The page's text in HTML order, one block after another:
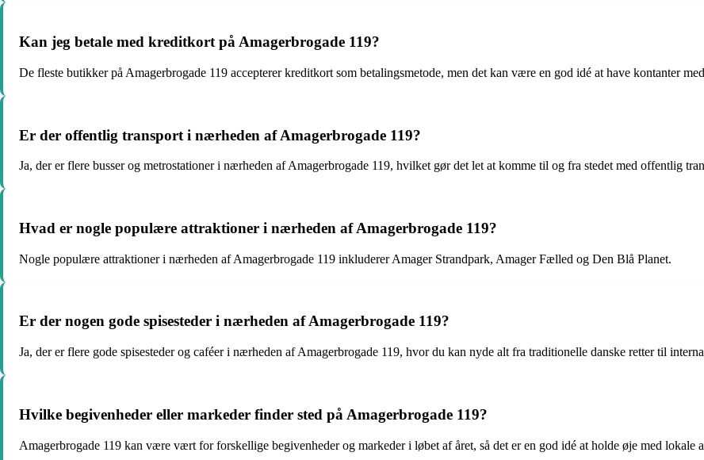
Kan jeg betale med kreditkort på Amagerbrogade 119?
De fleste butikker på Amagerbrogade 119 accepterer kreditkort som betalingsmetode, men det kan være en god idé at have kontanter
Er der offentlig transport i nærheden af Amagerbrogade 119?
Ja, der er flere busser og metrostationer i nærheden af Amagerbrogade 119, hvilket gør det let at komme til og fra stedet med offentlig
Hvad er nogle populære attraktioner i nærheden af Amagerbrogade 119?
Nogle populære attraktioner i nærheden af Amagerbrogade 119 inkluderer Amager Strandpark, Amager Fælled og Den Blå Planet.
Er der nogen gode spisesteder i nærheden af Amagerbrogade 119?
Ja, der er flere gode spisesteder og caféer i nærheden af Amagerbrogade 119, hvor du kan nyde alt fra traditionelle danske retter til
Hvilke begivenheder eller markeder finder sted på Amagerbrogade 119?
Amagerbrogade 119 kan være vært for forskellige begivenheder og markeder i løbet af året, så det er en god idé at holde øje med lokale